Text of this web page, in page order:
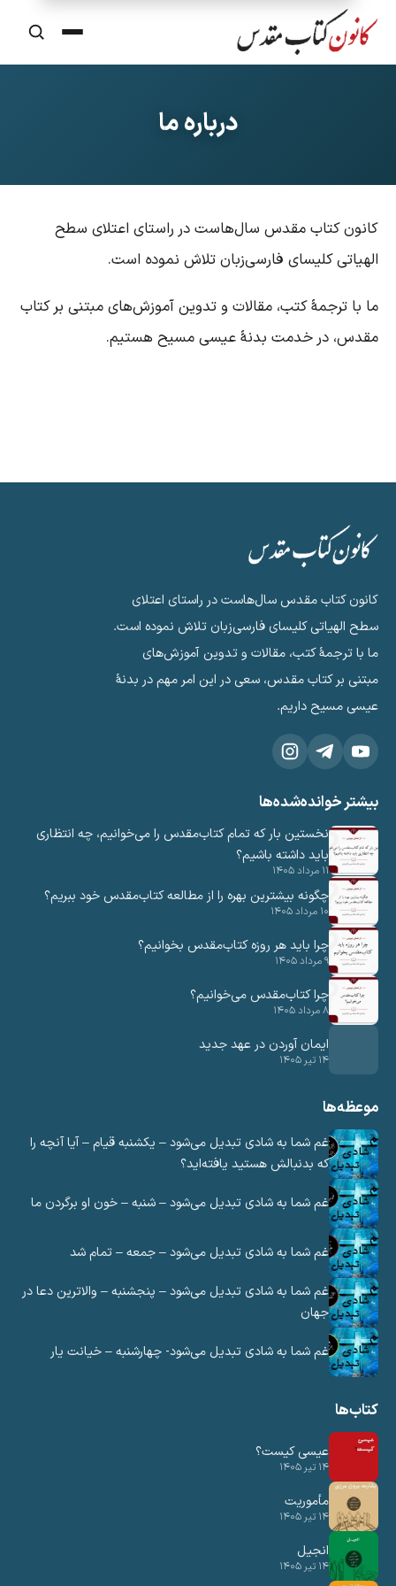
درس
کتابخانه
درباره ما
کتاب مقدس سال‌هاست در راستای اعتلای سطح
کلیسای فارسی‌زبان تلاش نموده است.
با ترجمهٔ کتب، مقالات و تدوین آموزش‌های مبتنی بر کتاب
در خدمت بدنهٔ عیسی مسیح هستیم.
کتاب مقدس سال‌هاست در راستای اعتلای
الهیاتی کلیسای فارسی‌زبان تلاش نموده است.
با ترجمهٔ کتب، مقالات و تدوین آموزش‌های
بر کتاب مقدس، سعی در این امر مهم در بدنهٔ
مسیح داریم.
خوانده‌شده‌ها
نخستین بار که تمام کتاب‌مقدس را می‌خوانیم، چه انتظاری
باید داشته باشیم؟
۱۱ مرداد ۱۴۰۵
چگونه بیشترین بهره را از مطالعه کتاب‌مقدس خود ببریم؟
۱۰ مرداد ۱۴۰۵
چرا باید هر روزه کتاب‌مقدس بخوانیم؟
۹ مرداد ۱۴۰۵
چرا کتاب‌مقدس می‌خوانیم؟
۸ مرداد ۱۴۰۵
ایمان آوردن در عهد جدید
غم شما به شادی تبدیل می‌شود – یکشنبه قیام – آیا آنچه را
که بدنبالش هستید یافته‌اید؟
غم شما به شادی تبدیل می‌شود – شنبه – خون او برگردن ما
غم شما به شادی تبدیل می‌شود – جمعه – تمام شد
غم شما به شادی تبدیل می‌شود – پنجشنبه – والاترین دعا در
جهان
غم شما به شادی تبدیل می‌شود- چهارشنبه – خیانت یار
عیسی کیست؟
مأموریت
۱۴ تیر ۱۴۰۵
انجیل
۱۴ تیر ۱۴۰۵